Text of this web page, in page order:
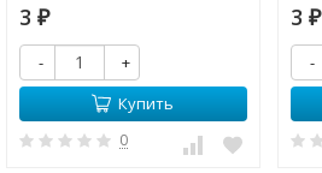
3 ₽
-
+
Купить
0
3 ₽
-